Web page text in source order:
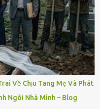
Về Chịu Tang Mẹ Và Phát
Ngôi Nhà Mình – Blog